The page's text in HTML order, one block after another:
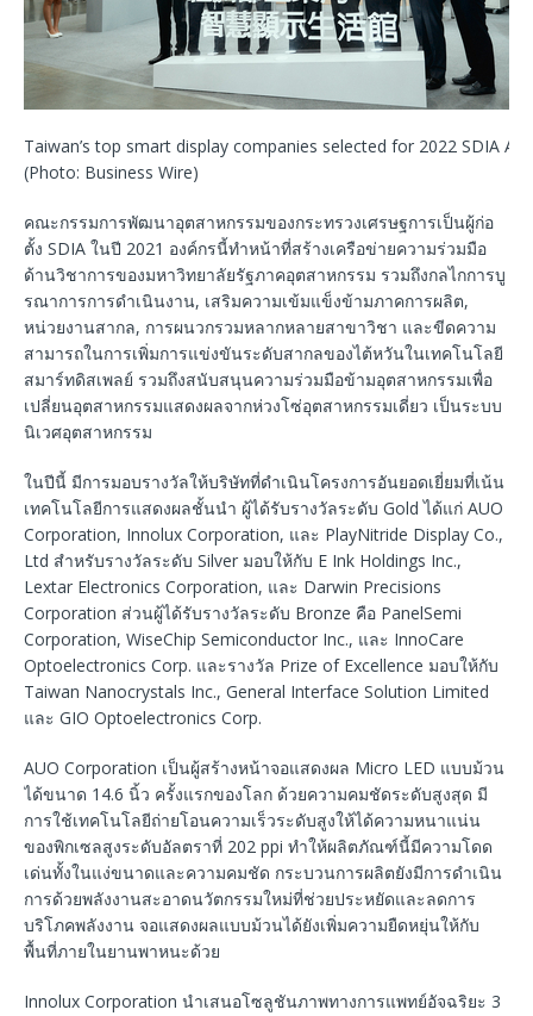
Taiwan’s top smart display companies selected for 2022 SDIA
(Photo: Business Wire)
คณะกรรมการพัฒนาอุตสาหกรรมของกระทรวงเศรษฐการเป็นผู้ก่อ
ตั้ง SDIA ในปี 2021 องค์กรนี้ทำหน้าที่สร้างเครือข่ายความร่วมมือ
ด้านวิชาการของมหาวิทยาลัยรัฐภาคอุตสาหกรรม รวมถึงกลไกการบู
รณาการการดำเนินงาน, เสริมความเข้มแข็งข้ามภาคการผลิต,
หน่วยงานสากล, การผนวกรวมหลากหลายสาขาวิชา และขีดความ
สามารถในการเพิ่มการแข่งขันระดับสากลของไต้หวันในเทคโนโลยี
สมาร์ทดิสเพลย์ รวมถึงสนับสนุนความร่วมมือข้ามอุตสาหกรรมเพื่อ
เปลี่ยนอุตสาหกรรมแสดงผลจากห่วงโซ่อุตสาหกรรมเดี่ยว เป็นระบบ
นิเวศอุตสาหกรรม
ในปีนี้ มีการมอบรางวัลให้บริษัทที่ดำเนินโครงการอันยอดเยี่ยมที่เน้น
เทคโนโลยีการแสดงผลชั้นนำ ผู้ได้รับรางวัลระดับ Gold ได้แก่ AUO
Corporation, Innolux Corporation, และ PlayNitride Display Co.,
Ltd สำหรับรางวัลระดับ Silver มอบให้กับ E Ink Holdings Inc.,
Lextar Electronics Corporation, และ Darwin Precisions
Corporation ส่วนผู้ได้รับรางวัลระดับ Bronze คือ PanelSemi
Corporation, WiseChip Semiconductor Inc., และ InnoCare
Optoelectronics Corp. และรางวัล Prize of Excellence มอบให้กับ
Taiwan Nanocrystals Inc., General Interface Solution Limited
และ GIO Optoelectronics Corp.
AUO Corporation เป็นผู้สร้างหน้าจอแสดงผล Micro LED แบบม้วน
ได้ขนาด 14.6 นิ้ว ครั้งแรกของโลก ด้วยความคมชัดระดับสูงสุด มี
การใช้เทคโนโลยีถ่ายโอนความเร็วระดับสูงให้ได้ความหนาแน่น
ของพิกเซลสูงระดับอัลตราที่ 202 ppi ทำให้ผลิตภัณฑ์นี้มีความโดด
เด่นทั้งในแง่ขนาดและความคมชัด กระบวนการผลิตยังมีการดำเนิน
การด้วยพลังงานสะอาดนวัตกรรมใหม่ที่ช่วยประหยัดและลดการ
บริโภคพลังงาน จอแสดงผลแบบม้วนได้ยังเพิ่มความยืดหยุ่นให้กับ
พื้นที่ภายในยานพาหนะด้วย
Innolux Corporation นำเสนอโซลูชันภาพทางการแพทย์อัจฉริยะ 3